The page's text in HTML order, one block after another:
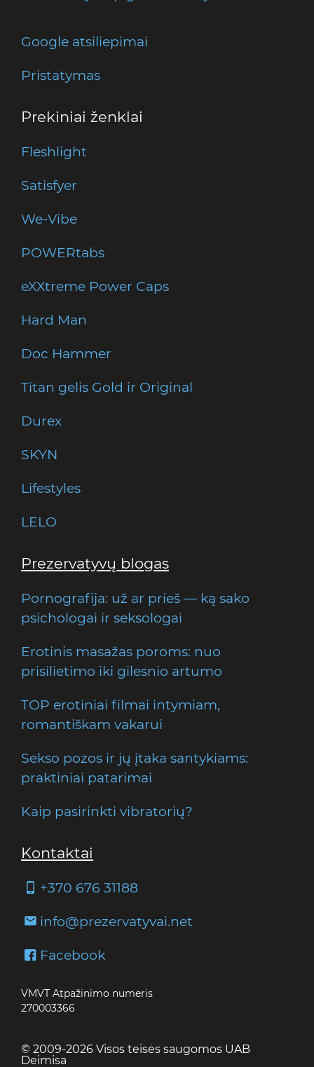
Google atsiliepimai
Pristatymas
Prekiniai ženklai
Fleshlight
Satisfyer
We-Vibe
POWERtabs
eXXtreme Power Caps
Hard Man
Doc Hammer
Titan gelis Gold ir Original
Durex
SKYN
Lifestyles
LELO
Prezervatyvų blogas
Pornografija: už ar prieš — ką sako
psichologai ir seksologai
Erotinis masažas poroms: nuo
prisilietimo iki gilesnio artumo
TOP erotiniai filmai intymiam,
romantiškam vakarui
Sekso pozos ir jų įtaka santykiams:
praktiniai patarimai
Kaip pasirinkti vibratorių?
Kontaktai
+370 676 31188
info@prezervatyvai.net
Facebook
VMVT Atpažinimo numeris
270003366
© 2009-2026 Visos teisės saugomos UAB
Deimisa